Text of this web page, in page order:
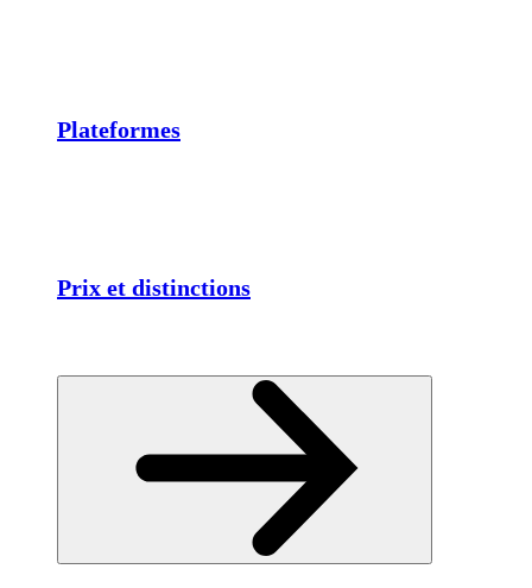
Plateformes
Prix et distinctions